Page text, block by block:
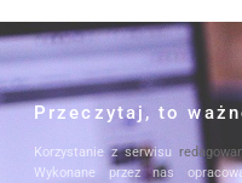
Przeczytaj, to
Korzystanie z serwisu
Wykonane przez nas